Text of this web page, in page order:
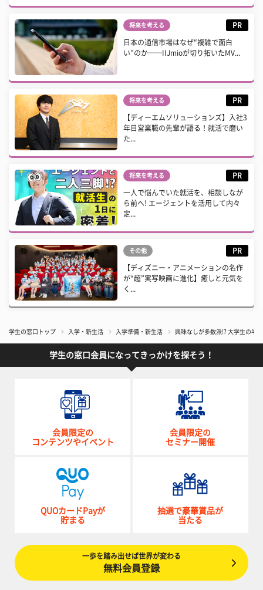
将来を考える PR
日本の通信市場はなぜ“複雑で面白
い”のか──IIJmioが切り拓いたMV...
将来を考える PR
【ディーエムソリューションズ】入社3
年目営業職の先輩が語る！就活で磨い
た...
将来を考える PR
一人で悩んでいた就活を、相談しなが
ら前へ! エージェントを活用して内々
定...
その他 PR
【ディズニー・アニメーションの名作
が“超”実写映画に進化】癒しと元気を
く...
学生の窓口トップ 入学・新生活 入学準備・新生活 興味なしが多数派!? 大学生の半
学生の窓口会員になってきっかけを探そう！
会員限定の
コンテンツやイベント
会員限定の
セミナー開催
QUOカードPayが
貯まる
抽選で豪華賞品が
当たる
一歩を踏み出せば世界が変わる
無料会員登録